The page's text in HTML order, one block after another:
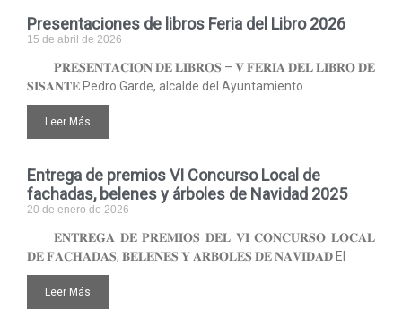
Presentaciones de libros Feria del Libro 2026
15 de abril de 2026
𝐏𝐑𝐄𝐒𝐄𝐍𝐓𝐀𝐂𝐈𝐎́𝐍 𝐃𝐄 𝐋𝐈𝐁𝐑𝐎𝐒 – 𝐕 𝐅𝐄𝐑𝐈𝐀 𝐃𝐄𝐋 𝐋𝐈𝐁𝐑𝐎 𝐃𝐄
𝐒𝐈𝐒𝐀𝐍𝐓𝐄 Pedro Garde, alcalde del Ayuntamiento
Leer Más
Entrega de premios VI Concurso Local de
fachadas, belenes y árboles de Navidad 2025
20 de enero de 2026
𝐄𝐍𝐓𝐑𝐄𝐆𝐀 𝐃𝐄 𝐏𝐑𝐄𝐌𝐈𝐎𝐒 𝐃𝐄𝐋 𝐕𝐈 𝐂𝐎𝐍𝐂𝐔𝐑𝐒𝐎 𝐋𝐎𝐂𝐀𝐋
𝐃𝐄 𝐅𝐀𝐂𝐇𝐀𝐃𝐀𝐒, 𝐁𝐄𝐋𝐄𝐍𝐄𝐒 𝐘 𝐀𝐑𝐁𝐎𝐋𝐄𝐒 𝐃𝐄 𝐍𝐀𝐕𝐈𝐃𝐀𝐃 El
Leer Más